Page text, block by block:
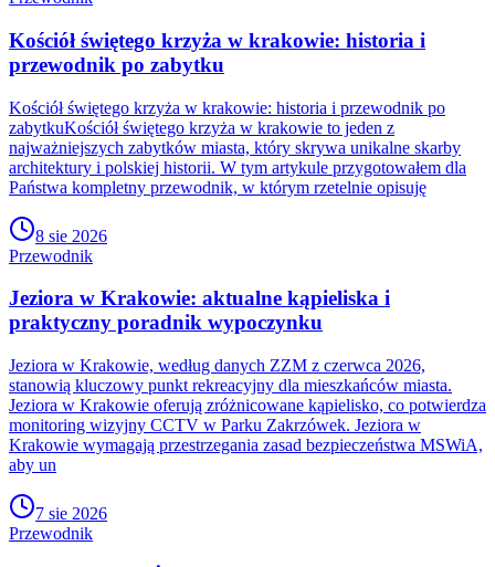
Kościół świętego krzyża w krakowie: historia i
przewodnik po zabytku
Kościół świętego krzyża w krakowie: historia i przewodnik po
zabytkuKościół świętego krzyża w krakowie to jeden z
najważniejszych zabytków miasta, który skrywa unikalne skarby
architektury i polskiej historii. W tym artykule przygotowałem dla
Państwa kompletny przewodnik, w którym rzetelnie opisuję
8 sie 2026
Przewodnik
Jeziora w Krakowie: aktualne kąpieliska i
praktyczny poradnik wypoczynku
Jeziora w Krakowie, według danych ZZM z czerwca 2026,
stanowią kluczowy punkt rekreacyjny dla mieszkańców miasta.
Jeziora w Krakowie oferują zróżnicowane kąpielisko, co potwierdza
monitoring wizyjny CCTV w Parku Zakrzówek. Jeziora w
Krakowie wymagają przestrzegania zasad bezpieczeństwa MSWiA,
aby un
7 sie 2026
Przewodnik